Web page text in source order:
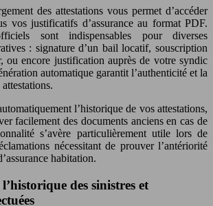
des attestations vous permet d’accéder
vos justificatifs d’assurance au format PDF.
sont indispensables pour diverses
: signature d’un bail locatif, souscription
ou encore justification auprès de votre syndic
automatique garantit l’authenticité et la
l’historique de vos attestations,
facilement des documents anciens en cas de
s’avère particulièrement utile lors de
nécessitant de prouver l’antériorité
habitation.
des sinistres et